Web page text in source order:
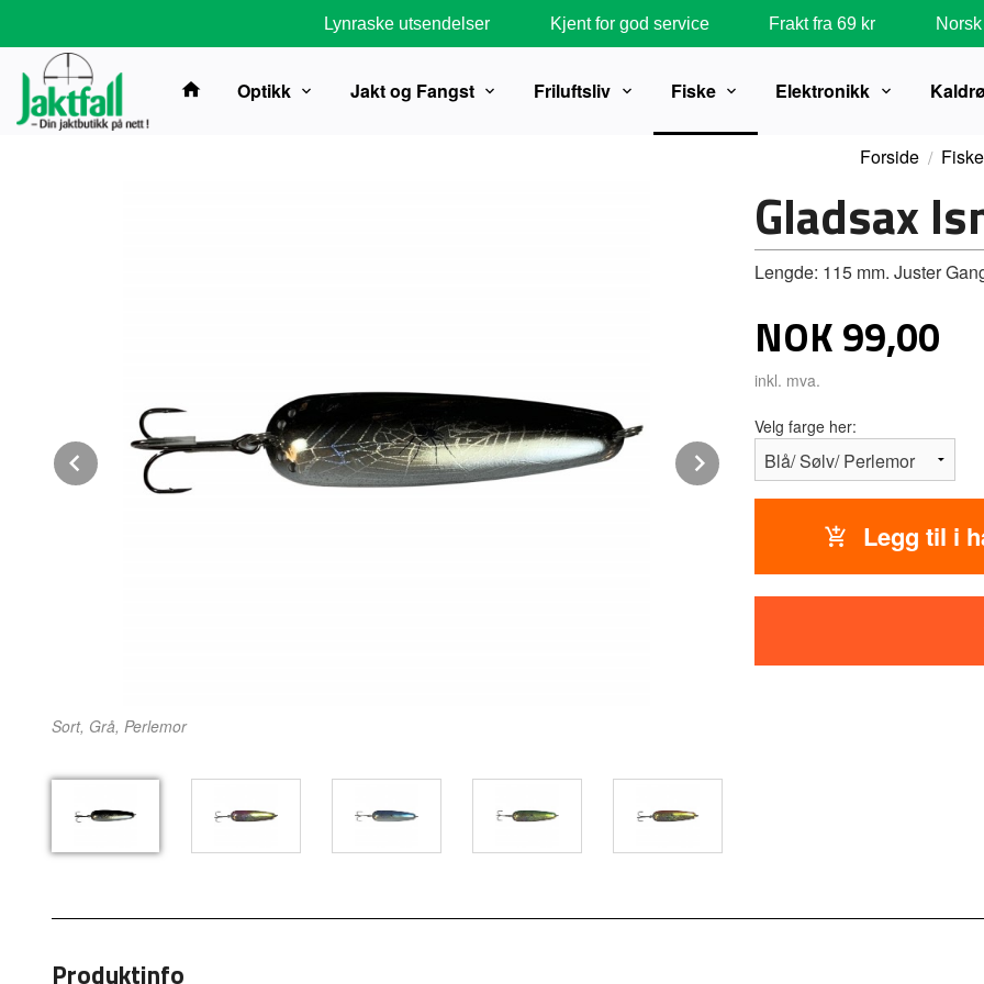
innholdet
Lynraske utsendelser Kjent for god service Frakt fra 69 kr
Optikk Jakt og Fangst Friluftsliv Fiske Elektronikk
Forside Fiske
Sort, Grå, Perlemor
Prev Next
Gladsax
Lengde: 115 mm. Juster
Pris
NOK99,00
inkl. mva.
Velg farge her:
Legg til i
Produktinfo